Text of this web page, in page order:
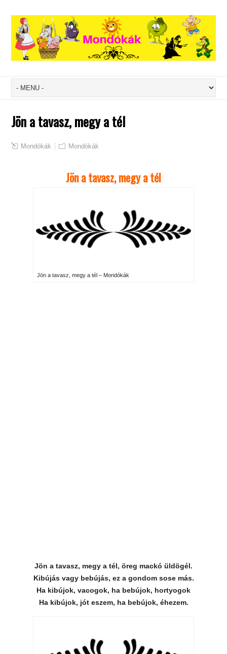
Jön a tavasz, megy a tél
Mondókák Mondókák
Jön a tavasz, megy a tél
Jön a tavasz, megy a tél – Mondókák
Jön a tavasz, megy a tél, öreg mackó üldögél.
Kibújás vagy bebújás, ez a gondom sose más.
Ha kibújok, vacogok, ha bebújok, hortyogok
Ha kibújok, jót eszem, ha bebújok, éhezem.